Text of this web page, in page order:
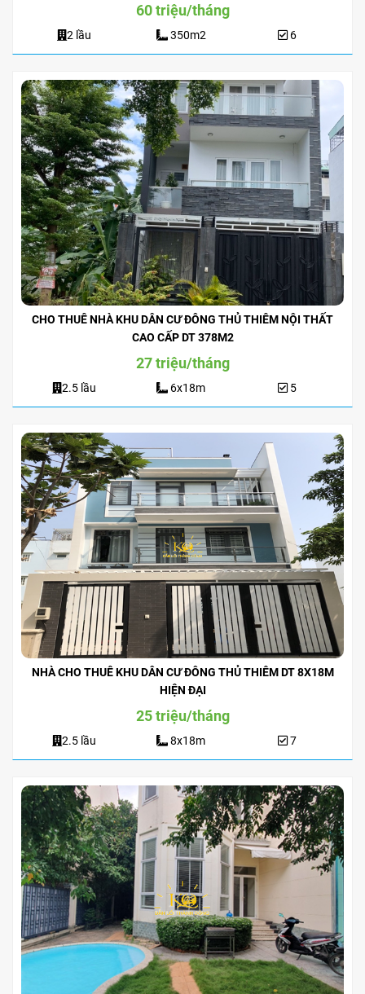
60 triệu/tháng
2 lầu 350m2 6
CHO THUÊ NHÀ KHU DÂN CƯ ĐÔNG THỦ THIÊM NỘI THẤT
CAO CẤP DT 378M2
27 triệu/tháng
2.5 lầu 6x18m 5
NHÀ CHO THUÊ KHU DÂN CƯ ĐÔNG THỦ THIÊM DT 8X18M
HIỆN ĐẠI
25 triệu/tháng
2.5 lầu 8x18m 7